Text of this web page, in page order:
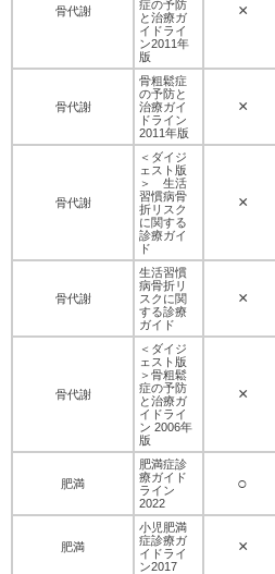
骨代謝
症の予防
と治療ガ
イドライ
ン2011年
版
×
骨代謝
骨粗鬆症
の予防と
治療ガイ
ドライン
2011年版
×
骨代謝
＜ダイジ
ェスト版
＞ 生活
習慣病骨
折リスク
に関する
診療ガイ
ド
×
骨代謝
生活習慣
病骨折リ
スクに関
する診療
ガイド
×
骨代謝
＜ダイジ
ェスト版
＞骨粗鬆
症の予防
と治療ガ
イドライ
ン 2006年
版
×
肥満
肥満症診
療ガイド
ライン
2022
○
肥満
小児肥満
症診療ガ
イドライ
ン2017
×